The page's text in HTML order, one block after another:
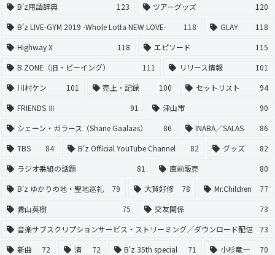
B'z用語辞典
123 ツアーグッズ
120
B'z LIVE-GYM 2019 -Whole Lotta NEW LOVE-
118 GLAY
118
Highway X
118 エピソード
115
B ZONE（旧・ビーイング）
111 リリース情報
101
川村ケン
101 売上・記録 100 セットリスト
94
FRIENDS Ⅲ
91 津山市
90
シェーン・ガラース（Shane Gaalaas）
86 INABA／SALAS
86
TBS
84 B'z Official YouTube Channel 82 グッズ
82
ラジオ番組の話題
81 直前販売
80
B'z ゆかりの地・聖地巡礼
79 大賀好修 78 Mr.Children
77
青山英樹
75 交友関係
73
音楽サブスクリプションサービス・ストリーミング／ダウンロード配信
73
新曲
72 清 72 B'z 35th special 71 小杉竜一
70